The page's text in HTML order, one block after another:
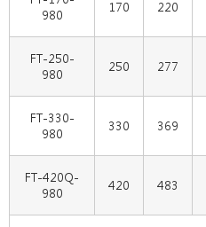
980
170 220
FT-250-
980
250 277
FT-330-
980
330 369
FT-420Q-
980
420 483